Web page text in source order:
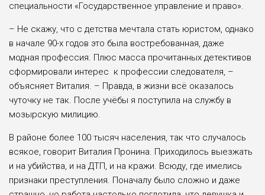
специальности «Государственное управление и право».
– Не скажу, что с детства мечтала стать юристом, однако
в начале 90-х годов это была востребованная, даже
модная профессия. Плюс масса прочитанных детективов
сформировали интерес к профессии следователя, –
объясняет Виталия. – Правда, в жизни всё оказалось
чуточку не так. После учёбы я поступила на службу в
мозырскую милицию.
В районе более 100 тысяч населения, так что случалось
всякое, говорит Виталия Пронина. Приходилось выезжать
и на убийства, и на ДТП, и на кражи. Всюду, где имелись
признаки преступления. Поначалу было сложно и даже